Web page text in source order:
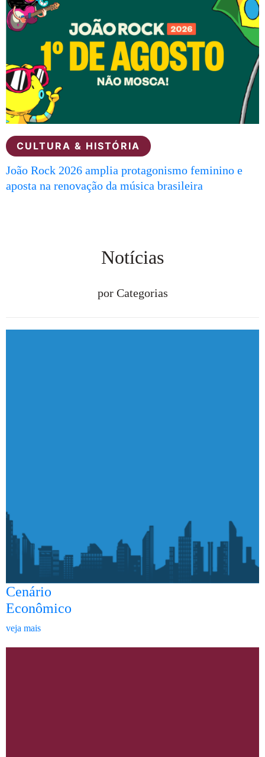
CULTURA & HISTÓRIA
João Rock 2026 amplia protagonismo feminino e
aposta na renovação da música brasileira
Notícias
por Categorias
Cenário
Econômico
veja mais